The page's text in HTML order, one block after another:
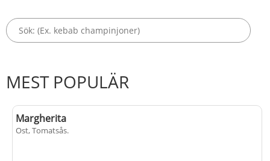
MEST POPULÄR
Margherita
Ost, Tomatsås.